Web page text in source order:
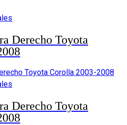
Derecho Toyota
Derecho Toyota